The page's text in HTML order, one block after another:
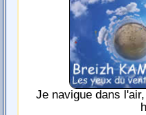
Je navigue dans